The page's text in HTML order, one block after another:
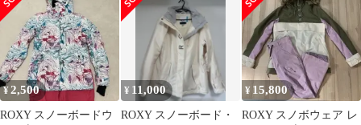
¥2,500
ROXY スノーボードウ
¥ 11,000
ROXY スノーボード・
¥ 15,800
ROXY スノボウェア レ